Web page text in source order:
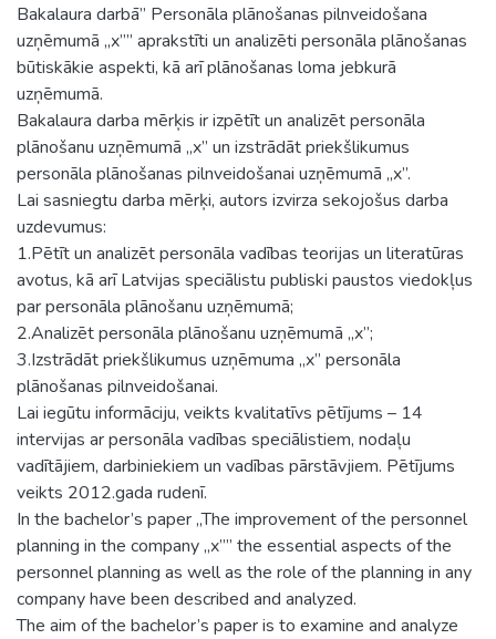
Bakalaura darbā” Personāla plānošanas pilnveidošana
uzņēmumā „x”” aprakstīti un analizēti personāla plānošanas
būtiskākie aspekti, kā arī plānošanas loma jebkurā
uzņēmumā.
Bakalaura darba mērķis ir izpētīt un analizēt personāla
plānošanu uzņēmumā „x” un izstrādāt priekšlikumus
personāla plānošanas pilnveidošanai uzņēmumā „x”.
Lai sasniegtu darba mērķi, autors izvirza sekojošus darba
uzdevumus:
1.Pētīt un analizēt personāla vadības teorijas un literatūras
avotus, kā arī Latvijas speciālistu publiski paustos viedokļus
par personāla plānošanu uzņēmumā;
2.Analizēt personāla plānošanu uzņēmumā „x”;
3.Izstrādāt priekšlikumus uzņēmuma „x” personāla
plānošanas pilnveidošanai.
Lai iegūtu informāciju, veikts kvalitatīvs pētījums – 14
intervijas ar personāla vadības speciālistiem, nodaļu
vadītājiem, darbiniekiem un vadības pārstāvjiem. Pētījums
veikts 2012.gada rudenī.
In the bachelor’s paper „The improvement of the personnel
planning in the company „x”” the essential aspects of the
personnel planning as well as the role of the planning in any
company have been described and analyzed.
The aim of the bachelor’s paper is to examine and analyze